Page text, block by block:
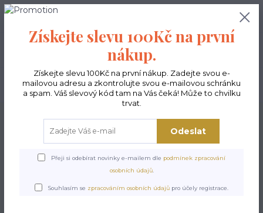
Hledat
0,00 Kč
Kabelky
střední
Získejte slevu 100Kč na první
nákup.
Získejte slevu 100Kč na první nákup. Zadejte svou e-
mailovou adresu a zkontrolujte svou e-mailovou schránku
a spam. Váš slevový kód tam na Vás čeká! Může to chvilku
trvat.
Odeslat
Přeji si odebírat novinky e-mailem dle podmínek zpracování
osobních údajů.
Souhlasím se zpracováním osobních údajů pro účely registrace.